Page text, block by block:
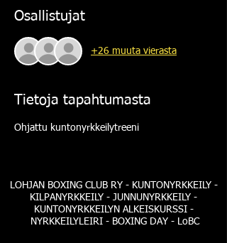
Osallistujat
+26 muuta vierasta
Tietoja tapahtumasta
Ohjattu kuntonyrkkeilytreeni
LOHJAN BOXING CLUB RY - KUNTONYRKKEILY -
KILPANYRKKEILY - JUNNUNYRKKEILY -
KUNTONYRKKEILYN ALKEISKURSSI -
NYRKKEILYLEIRI - BOXING DAY - LoBC